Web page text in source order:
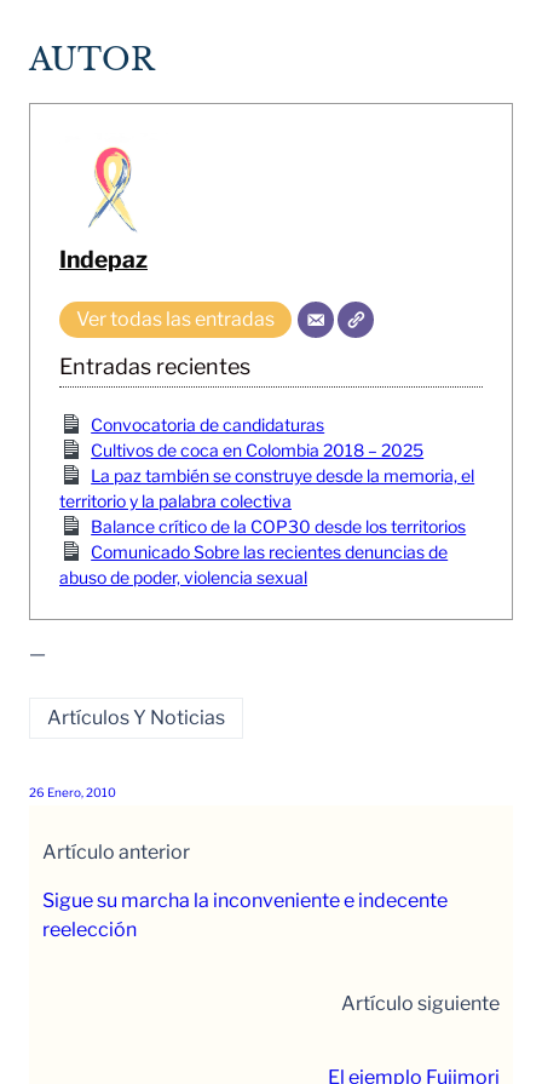
AUTOR
Indepaz
Ver todas las entradas
Entradas recientes
Convocatoria de candidaturas
Cultivos de coca en Colombia 2018 – 2025
La paz también se construye desde la memoria, el
territorio y la palabra colectiva
Balance crítico de la COP30 desde los territorios
Comunicado Sobre las recientes denuncias de
abuso de poder, violencia sexual
—
Artículos Y Noticias
26 Enero, 2010
Artículo anterior
Sigue su marcha la inconveniente e indecente
reelección
Artículo siguiente
El ejemplo Fujimori